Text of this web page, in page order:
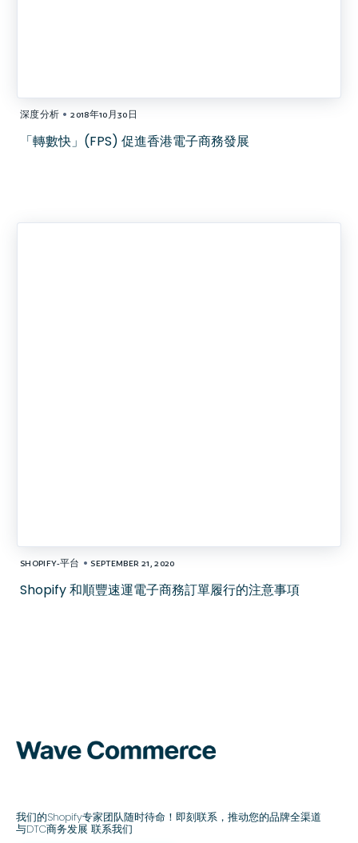
深度分析 • 2018年10月30日
「轉數快」(FPS) 促進香港電子商務發展
SHOPIFY-平台 • SEPTEMBER 21, 2020
Shopify 和順豐速運電子商務訂單履行的注意事項
我们的Shopify专家团队随时待命！即刻联系，推动您的品牌全渠道
与DTC商务发展 联系我们